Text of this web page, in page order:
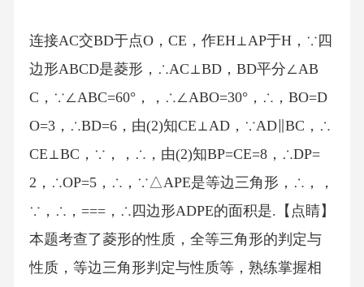
连接AC交BD于点O，CE，作EH⊥AP于H，∵四
边形ABCD是菱形，∴AC⊥BD，BD平分∠AB
C，∵∠ABC=60°，，∴∠ABO=30°，∴，BO=D
O=3，∴BD=6，由(2)知CE⊥AD，∵AD∥BC，∴
CE⊥BC，∵，，∴，由(2)知BP=CE=8，∴DP=
2，∴OP=5，∴，∵△APE是等边三角形，∴，，
∵，∴，===，∴四边形ADPE的面积是.【点睛】
本题考查了菱形的性质，全等三角形的判定与
性质，等边三角形判定与性质等，熟练掌握相